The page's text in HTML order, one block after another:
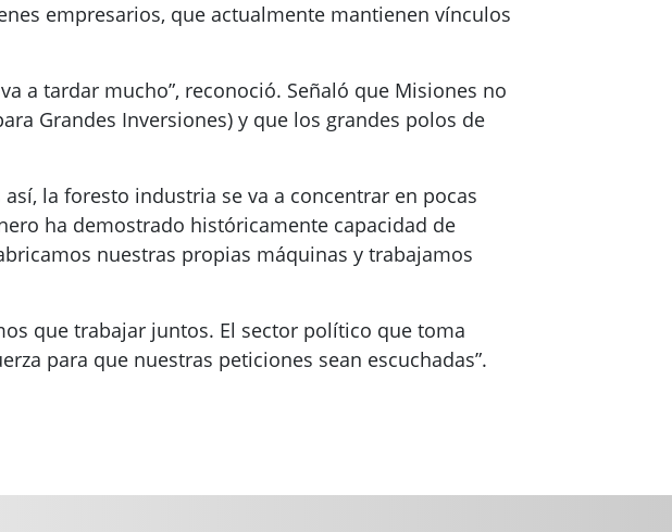
empresarios, que actualmente mantienen vínculos
a tardar mucho”, reconoció. Señaló que Misiones no
Grandes Inversiones) y que los grandes polos de
la foresto industria se va a concentrar en pocas
ha demostrado históricamente capacidad de
nuestras propias máquinas y trabajamos
que trabajar juntos. El sector político que toma
para que nuestras peticiones sean escuchadas”.